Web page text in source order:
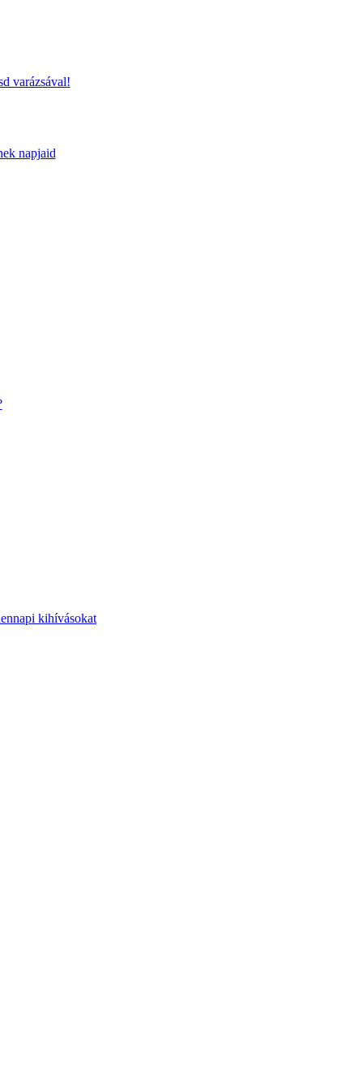
varázsával!
napjaid
kihívásokat